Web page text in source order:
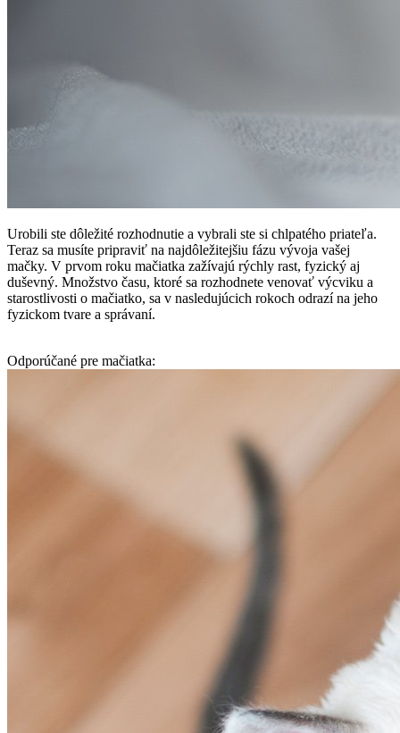
Urobili ste dôležité rozhodnutie a vybrali ste si chlpatého priateľa.
Teraz sa musíte pripraviť na najdôležitejšiu fázu vývoja vašej
mačky. V prvom roku mačiatka zažívajú rýchly rast, fyzický aj
duševný. Množstvo času, ktoré sa rozhodnete venovať výcviku a
starostlivosti o mačiatko, sa v nasledujúcich rokoch odrazí na jeho
fyzickom tvare a správaní.
Odporúčané pre mačiatka: